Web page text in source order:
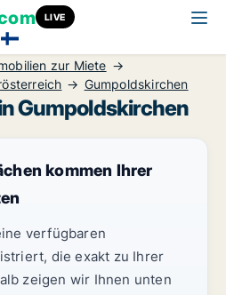
LIVE
zur Miete
Gumpoldskirchen
Gumpoldskirchen
kommen Ihrer
verfügbaren
die exakt zu Ihrer
zeigen wir Ihnen unten